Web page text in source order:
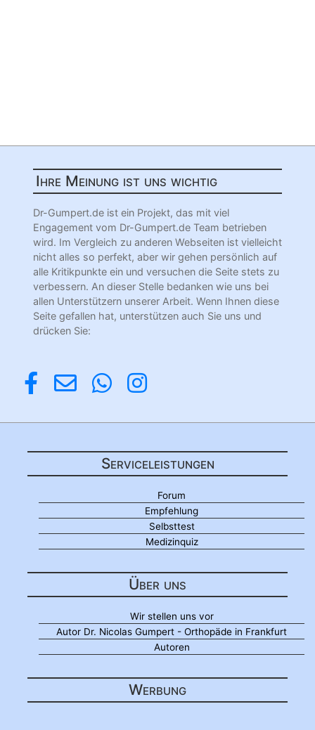
Ihre Meinung ist uns wichtig
Dr-Gumpert.de ist ein Projekt, das mit viel
Engagement vom Dr-Gumpert.de Team betrieben
wird. Im Vergleich zu anderen Webseiten ist vielleicht
nicht alles so perfekt, aber wir gehen persönlich auf
alle Kritikpunkte ein und versuchen die Seite stets zu
verbessern. An dieser Stelle bedanken wie uns bei
allen Unterstützern unserer Arbeit. Wenn Ihnen diese
Seite gefallen hat, unterstützen auch Sie uns und
drücken Sie:
Serviceleistungen
Forum
Empfehlung
Selbsttest
Medizinquiz
Über uns
Wir stellen uns vor
Autor Dr. Nicolas Gumpert - Orthopäde in Frankfurt
Autoren
Werbung